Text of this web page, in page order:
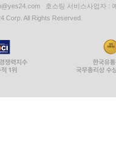
호스팅 서비스사업자 :
Corp. All Rights Reserved.